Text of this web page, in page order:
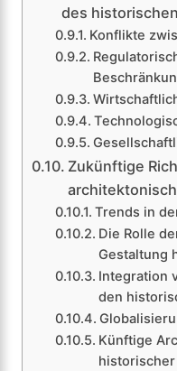
des
Konflikte
Zukünftige
Trends in
Die Rolle
Gestaltung
Integration
den
Künftige